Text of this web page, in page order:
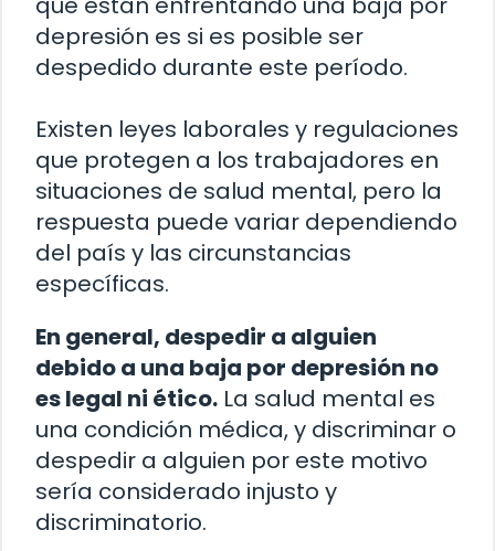
depresión es si es posible ser
despedido durante este período.
Existen leyes laborales y regulaciones
que protegen a los trabajadores en
situaciones de salud mental, pero la
respuesta puede variar dependiendo
del país y las circunstancias
específicas.
En general, despedir a alguien
debido a una baja por depresión no
es legal ni ético. La salud mental es
una condición médica, y discriminar o
despedir a alguien por este motivo
sería considerado injusto y
discriminatorio.